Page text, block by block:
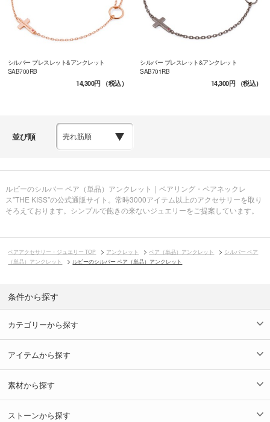
シルバー ブレスレット&アンクレット
SAB700RB
14,300円（税込）
シルバー ブレスレット&アンクレット
SAB701RB
14,300円（税込）
並び順
ルビーのシルバー ペア（単品）アンクレット｜ペアリング・ペアネックレ
ス”THE KISS”の公式通販サイト。常時3000アイテム以上のアクセサリーを取り
そろえております。シンプルで飽きの来ないジュエリーをご提案しています。
ペアアクセサリー・ジュエリー TOP アンクレット ペア（単品）アンクレット
シルバー ペア
（単品）アンクレット
ルビーのシルバー ペア（単品）アンクレット
条件から探す
カテゴリーから探す
アイテムから探す
素材から探す
ストーンから探す